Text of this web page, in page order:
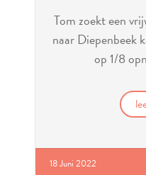
Tom zoekt een
naar Diepenbeek
op 1/8
18 Juni 2022